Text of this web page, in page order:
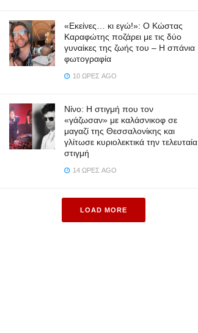
«Εκείνες… κι εγώ!»: Ο Κώστας
Καραφώτης ποζάρει με τις δύο
γυναίκες της ζωής του – Η σπάνια
φωτογραφία
10 ΏΡΕΣ AGO
Νίνο: Η στιγμή που τον
«γάζωσαν» με καλάσνικοφ σε
μαγαζί της Θεσσαλονίκης και
γλίτωσε κυριολεκτικά την τελευταία
στιγμή
14 ΏΡΕΣ AGO
LOAD MORE